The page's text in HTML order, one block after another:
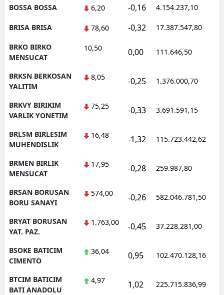
BOSSA BOSSA 6,20 -0,16 4.154.237,10
BRISA BRISA 78,60 -0,32 17.387.547,80
BRKO BIRKO
MENSUCAT
10,50 0,00 111.646,50
BRKSN BERKOSAN
YALITIM
8,05 -0,25 1.376.000,70
BRKVY BIRIKIM
VARLIK YONETIM
75,25 -0,33 3.691.591,15
BRLSM BIRLESIM
MUHENDISLIK
16,48 -1,32 115.723.442,62
BRMEN BIRLIK
MENSUCAT
17,95 -0,28 259.987,80
BRSAN BORUSAN
BORU SANAYI
574,00 -0,26 582.046.781,50
BRYAT BORUSAN
YAT. PAZ.
1.763,00 -0,45 37.228.281,00
BSOKE BATICIM
CIMENTO
36,04 0,95 102.470.128,16
BTCIM BATICIM
BATI ANADOLU
4,97 1,02 225.715.836,99